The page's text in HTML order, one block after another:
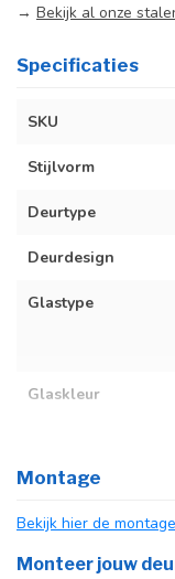
→ Bekijk al onze
Specificaties
SKU
Stijlvorm
Deurtype
Deurdesign
Glastype
Glaskleur
Incl. deurgreep
Incl. systeem
Montage
Bekijk hier de
Monteer jouw